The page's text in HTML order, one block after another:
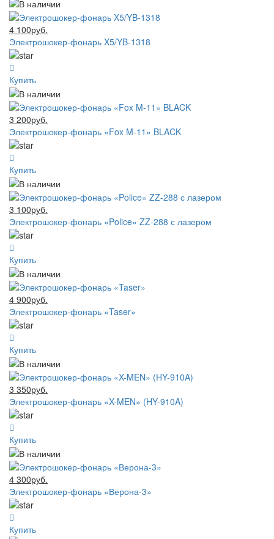
4 100руб.
Электрошокер-фонарь X5/YB-1318
Купить
3 200руб.
Электрошокер-фонарь «Fox M-11» BLACK
Купить
3 100руб.
Электрошокер-фонарь «Police» ZZ-288 с лазером
Купить
4 900руб.
Электрошокер-фонарь «Taser»
Купить
3 350руб.
Электрошокер-фонарь «X-MEN» (HY-910A)
Купить
4 300руб.
Электрошокер-фонарь «Верона-3»
Купить